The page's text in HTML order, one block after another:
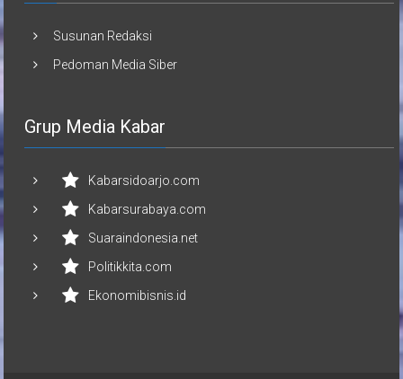
Susunan Redaksi
Pedoman Media Siber
Grup Media Kabar
Kabarsidoarjo.com
Kabarsurabaya.com
Suaraindonesia.net
Politikkita.com
Ekonomibisnis.id